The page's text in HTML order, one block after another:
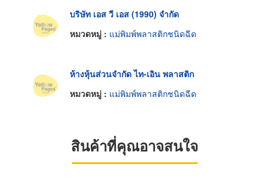
บริษัท เอส วี เอส (1990) จำกัด
หมวดหมู่ : แม่พิมพ์พลาสติกชนิดฉีด
ห้างหุ้นส่วนจำกัด ไท-เอิน พลาสติก
หมวดหมู่ : แม่พิมพ์พลาสติกชนิดฉีด
สินค้าที่คุณอาจสนใจ